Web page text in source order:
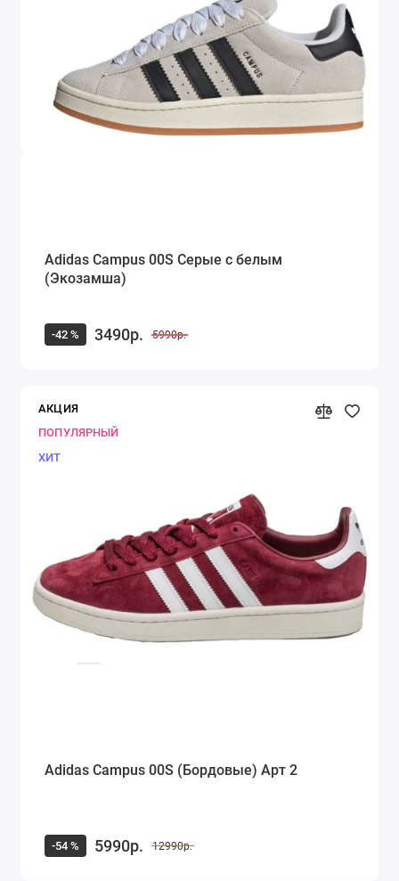
Adidas Campus 00S Серые с белым
(Экозамша)
-42 % 3490р. 5990р.
АКЦИЯ
ПОПУЛЯРНЫЙ
ХИТ
Adidas Campus 00S (Бордовые) Арт 2
-54 % 5990р. 12990р.